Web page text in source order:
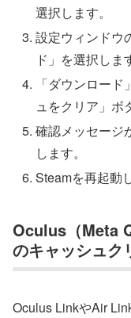
選択します。
設定ウィンドウ
ド」を選択しま
「ダウンロー
ュをクリア」ボ
確認メッセージ
します。
Steamを再起動
Oculus（Meta
のキャッシュク
Oculus LinkやAir